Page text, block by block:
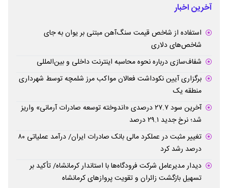
آخرین اخبار
استفاده از شاخص قیمت سنگ‌آهن مبتنی بر یوان به جای
شاخص‌های دلاری
شفاف‌سازی درباره نحوه محاسبه اینترنت داخلی و بین‌المللی
برگزاری آیین نکوداشت فعالان مواکب مرز شلمچه توسط شهرداری
منطقه یک
آخرین سود ۲۷.۷ درصدی «اندوخته توسعه صادرات آرمانی» واریز
شد؛ نرخ جدید ۲۹.۱ درصد
تغییر مثبت در عملکرد مالی بانک صادرات ایران/ درآمد عملیاتی ۸۰
درصد رشد کرد
دیدار مدیرعامل شرکت فرودگاه‌ها با استاندار کرمانشاه/ تأکید بر
تسهیل بازگشت زائران و تقویت پروازهای کرمانشاه